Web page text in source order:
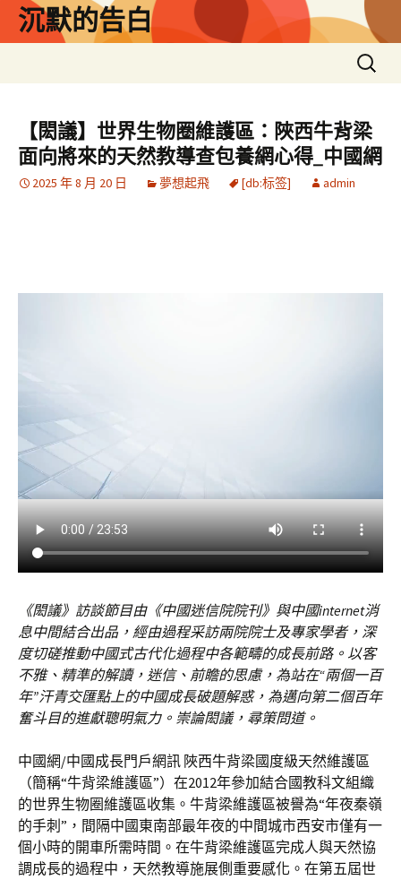
沉默的告白
搜
尋
鍵
字:
【閎議】世界生物圈維護區：陜西牛背梁
面向將來的天然教導查包養網心得_中國網
2025 年 8 月 20 日 夢想起飛 [db:标签] admin
《閎議》訪談節目由《中國迷信院院刊》與中國internet消
息中間結合出品，經由過程采訪兩院院士及專家學者，深
度切磋推動中國式古代化過程中各範疇的成長前路。以客
不雅、精準的解讀，迷信、前瞻的思慮，為站在“兩個一百
年”汗青交匯點上的中國成長破題解惑，為邁向第二個百年
奮斗目的進獻聰明氣力。崇論閎議，尋策問道。
中國網/中國成長門戶網訊 陜西牛背梁國度級天然維護區
（簡稱“牛背梁維護區”）在2012年參加結合國教科文組織
的世界生物圈維護區收集。牛背梁維護區被譽為“年夜秦嶺
的手刺”，間隔中國東南部最年夜的中間城市西安市僅有一
個小時的開車所需時間。在牛背梁維護區完成人與天然協
調成長的過程中，天然教導施展側重要感化。在第五屆世